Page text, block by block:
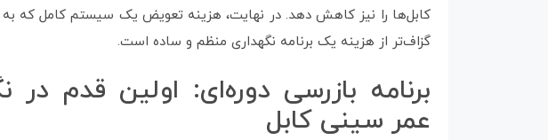
کابل‌ها را نیز کاهش دهد. در نهایت، هزینه تعویض یک سیستم کامل که به
گزاف‌تر از هزینه یک برنامه نگهداری منظم و ساده است.
برنامه بازرسی دوره‌ای: اولین قدم در
عمر سینی کابل